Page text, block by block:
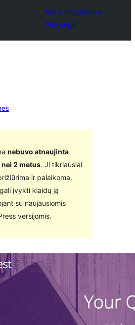
Mano mėgstamos
Prisijungti
nebuvo atnaujinta
2 metus. Ji tikriausiai
ir palaikoma,
įvykti klaidų ją
su naujausiomis
versijomis.